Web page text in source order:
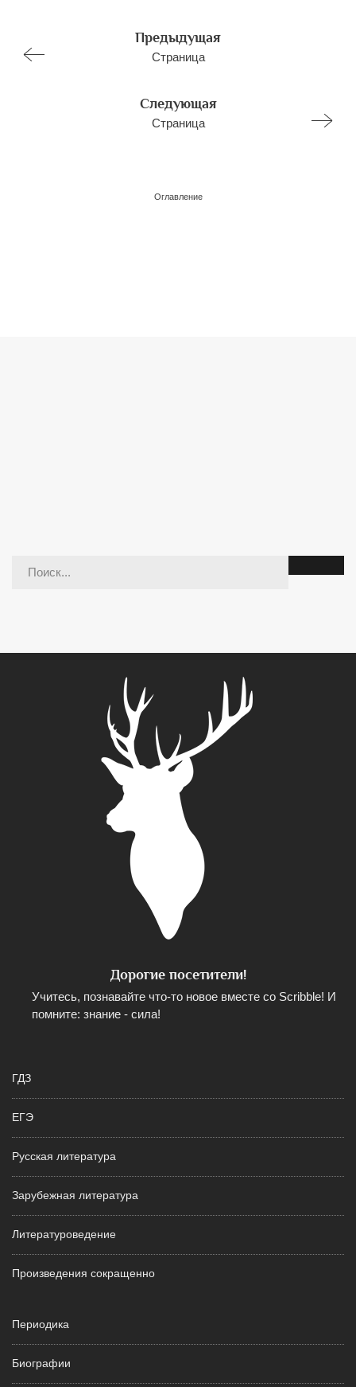
Предыдущая
Страница
Следующая
Страница
Оглавление
Дорогие посетители!
Учитесь, познавайте что-то новое вместе со Scribble! И
помните: знание - сила!
ГДЗ
ЕГЭ
Русская литература
Зарубежная литература
Литературоведение
Произведения сокращенно
Периодика
Биографии